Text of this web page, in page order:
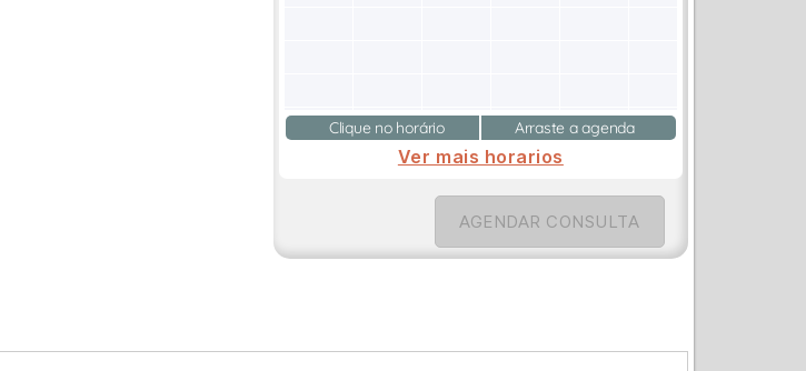
Clique no horário Arraste a agenda
Ver mais horarios
AGENDAR CONSULTA